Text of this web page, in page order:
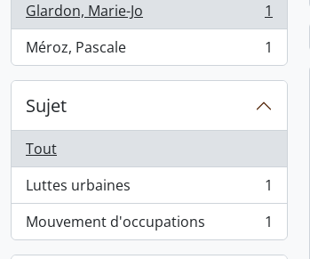
Glardon, Marie-Jo
, 1 résultats
1
Méroz, Pascale
, 1 résultats 1
Sujet
Tout
Luttes urbaines
, 1 résultats
1
Mouvement d'occupations
, 1 résultats 1